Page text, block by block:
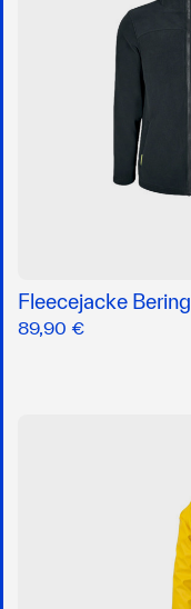
Fleecejacke Bering
89,90 €